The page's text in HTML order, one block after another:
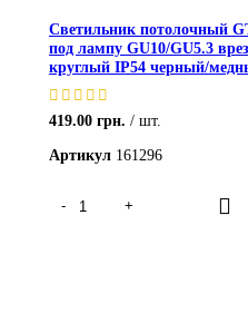
Светильник потолочный
под лампу GU10/GU5.3
круглый IP54 черный/
419.00 грн.
шт.
Артикул 161296